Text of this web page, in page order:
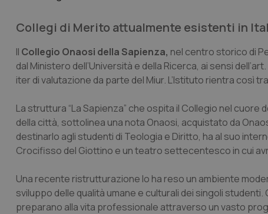
Collegi di Merito attualmente esistenti in
Il Collegio Onaosi della Sapienza, nel centro storico di
dal Ministero dell’Università e della Ricerca, ai sensi
iter di valutazione da parte del Miur. L’Istituto rientra così
La struttura “La Sapienza” che ospita il Collegio nel
della città, sottolinea una nota Onaosi, acquistato da
destinarlo agli studenti di Teologia e Diritto, ha al suo
Crocifisso del Giottino e un teatro settecentesco in cui
Una recente ristrutturazione lo ha reso un ambiente
sviluppo delle qualità umane e culturali dei singoli
preparano alla vita professionale attraverso un vasto